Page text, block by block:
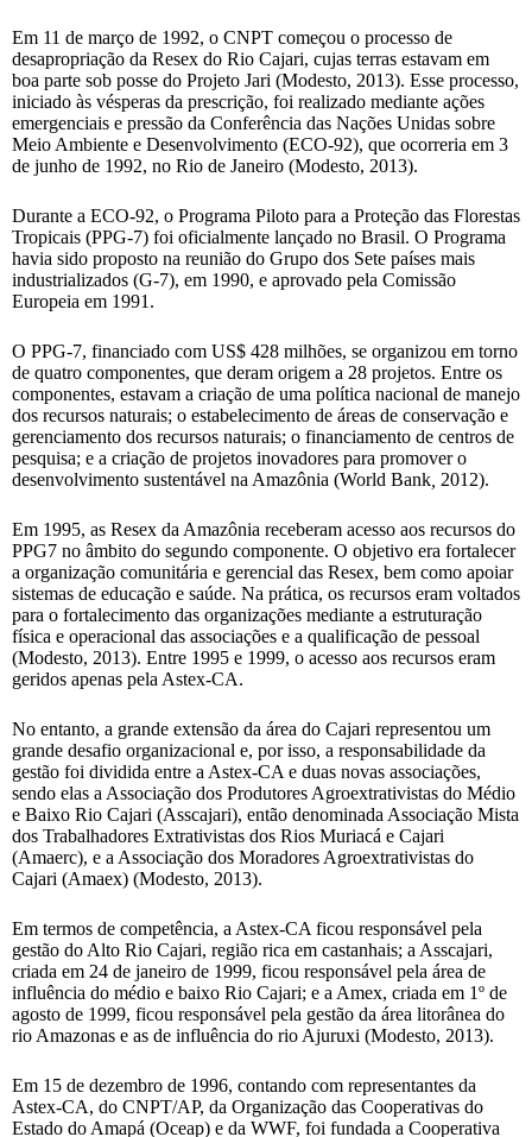
Em 11 de março de 1992, o CNPT começou o processo de
desapropriação da Resex do Rio Cajari, cujas terras estavam em
boa parte sob posse do Projeto Jari (Modesto, 2013). Esse processo,
iniciado às vésperas da prescrição, foi realizado mediante ações
emergenciais e pressão da Conferência das Nações Unidas sobre
Meio Ambiente e Desenvolvimento (ECO-92), que ocorreria em 3
de junho de 1992, no Rio de Janeiro (Modesto, 2013).
Durante a ECO-92, o Programa Piloto para a Proteção das Florestas
Tropicais (PPG-7) foi oficialmente lançado no Brasil. O Programa
havia sido proposto na reunião do Grupo dos Sete países mais
industrializados (G-7), em 1990, e aprovado pela Comissão
Europeia em 1991.
O PPG-7, financiado com US$ 428 milhões, se organizou em torno
de quatro componentes, que deram origem a 28 projetos. Entre os
componentes, estavam a criação de uma política nacional de manejo
dos recursos naturais; o estabelecimento de áreas de conservação e
gerenciamento dos recursos naturais; o financiamento de centros de
pesquisa; e a criação de projetos inovadores para promover o
desenvolvimento sustentável na Amazônia (World Bank 2012).
Em 1995, as Resex da Amazônia receberam acesso aos recursos do
PPG7 no âmbito do segundo componente. O objetivo era fortalecer
a organização comunitária e gerencial das Resex, bem como apoiar
sistemas de educação e saúde. Na prática, os recursos eram voltados
para o fortalecimento das organizações mediante a estruturação
física e operacional das associações e a qualificação de pessoal
(Modesto, 2013). Entre 1995 e 1999, o acesso aos recursos eram
geridos apenas pela Astex-CA.
No entanto, a grande extensão da área do Cajari representou um
grande desafio organizacional e, por isso, a responsabilidade da
gestão foi dividida entre a Astex-CA e duas novas associações,
sendo elas a Associação dos Produtores Agroextrativistas do Médio
e Baixo Rio Cajari (Asscajari), então denominada Associação Mista
dos Trabalhadores Extrativistas dos Rios Muriacá e Cajari
(Amaerc), e a Associação dos Moradores Agroextrativistas do
Cajari (Amaex) (Modesto, 2013).
Em termos de competência, a Astex-CA ficou responsável pela
gestão do Alto Rio Cajari, região rica em castanhais; a Asscajari,
criada em 24 de janeiro de 1999, ficou responsável pela área de
influência do médio e baixo Rio Cajari; e a Amex, criada em 1º de
agosto de 1999, ficou responsável pela gestão da área litorânea do
rio Amazonas e as de influência do rio Ajuruxi (Modesto, 2013).
Em 15 de dezembro de 1996, contando com representantes da
Astex-CA, do CNPT/AP, da Organização das Cooperativas do
Estado do Amapá (Oceap) e da WWF, foi fundada a Cooperativa